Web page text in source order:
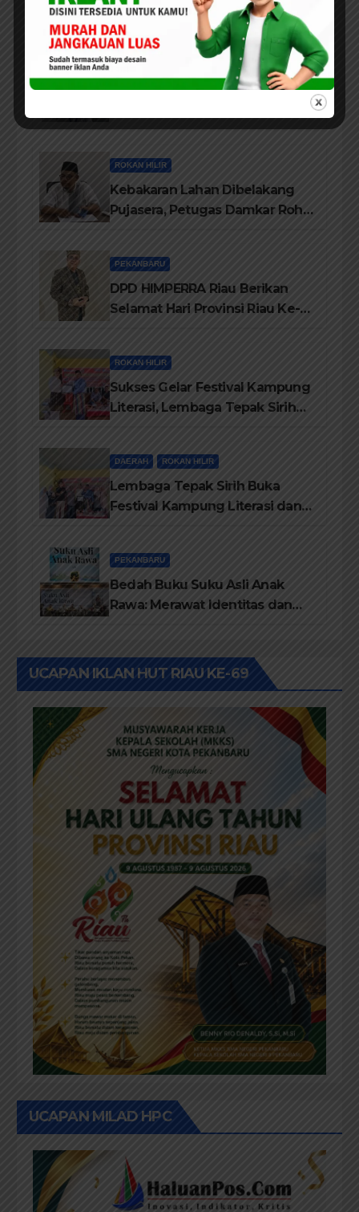
sebagai Momentum Kembali ke
Jati Diri Melayu, Menegakkan
Marwah Negeri
PEKANBARU
Alumi Angkatan 1981 SMPN V
Tahun
ROKAN HILIR
Kebakaran Lahan Dibelakang
Pujasera, Petugas Damkar Rohil
PEKANBARU
DPD HIMPERRA Riau Berikan
Selamat Hari Provinsi Riau Ke-
ROKAN HILIR
Sukses Gelar Festival Kampung
Literasi, Lembaga Tepak Sirih
DAERAH ROKAN HILIR
Lembaga Tepak Sirih Buka
Festival Kampung Literasi dan
PEKANBARU
Bedah Buku Suku Asli Anak
Rawa: Merawat Identitas dan
UCAPAN IKLAN HUT RIAU KE-69
UCAPAN MILAD HPC